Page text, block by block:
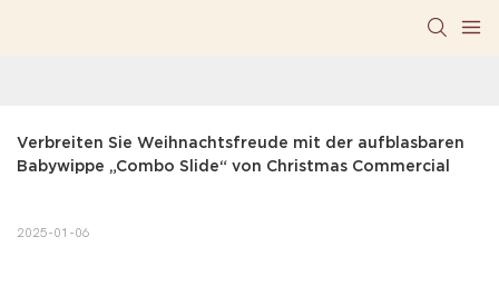
Verbreiten Sie Weihnachtsfreude mit der aufblasbaren
Babywippe „Combo Slide“ von Christmas Commercial
2025-01-06